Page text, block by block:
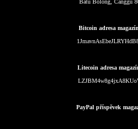
Batu Bolong, Canggu
Bitcoin adresa
Litecoin adresa
PayPal příspěvek